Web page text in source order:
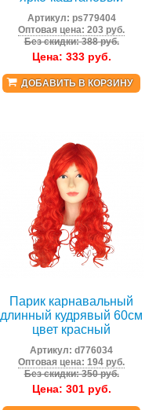
Артикул: ps779404
Оптовая цена: 203 руб.
Без скидки: 388 руб.
Цена: 333руб.
ДОБАВИТЬ В КОРЗИНУ
Парик карнавальный
длинный кудрявый 60см
цвет красный
Артикул:d776034
Оптовая цена: 194 руб.
Без скидки: 350 руб.
Цена: 301руб.